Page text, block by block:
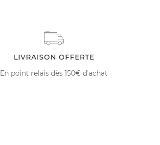
LIVRAISON OFFERTE
En point relais dès 150€ d'achat